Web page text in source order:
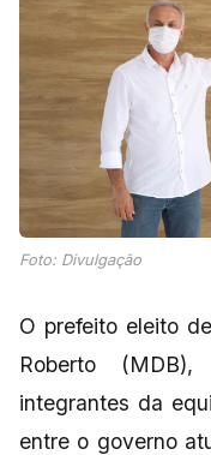
Foto: Divulgação
O prefeito eleito
Roberto
integrantes da
entre o governo